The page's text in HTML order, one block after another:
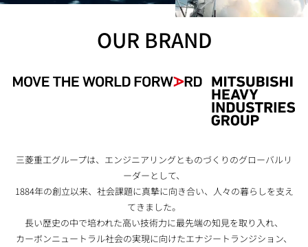
OUR BRAND
三菱重工グループは、エンジニアリングとものづくりのグローバルリ
ーダーとして、
1884年の創立以来、社会課題に真摯に向き合い、人々の暮らしを支え
てきました。
長い歴史の中で培われた高い技術力に最先端の知見を取り入れ、
カーボンニュートラル社会の実現に向けたエナジートランジション、